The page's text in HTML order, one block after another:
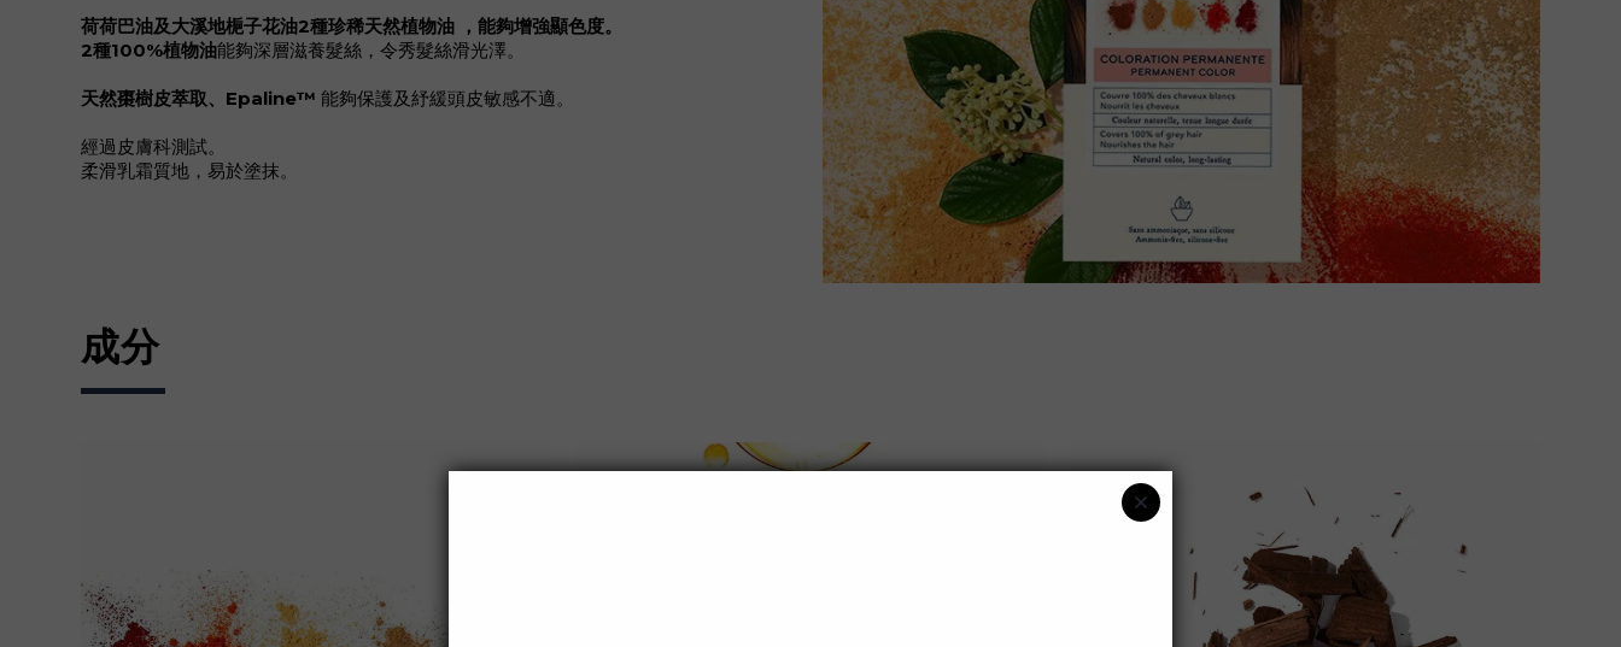
荷荷巴油及大溪地梔子花油2種珍稀天然植物油 ，能夠增強顯色度。
2種100%植物油能夠深層滋養髮絲，令秀髮絲滑光澤。
天然棗樹皮萃取、Epaline™ 能夠保護及紓緩頭皮敏感不適。
經過皮膚科測試。
柔滑乳霜質地，易於塗抹。
成分